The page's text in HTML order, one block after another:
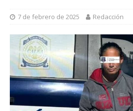
7 de febrero de 2025 Redacción